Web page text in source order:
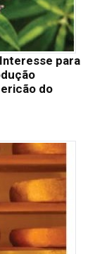
para
do